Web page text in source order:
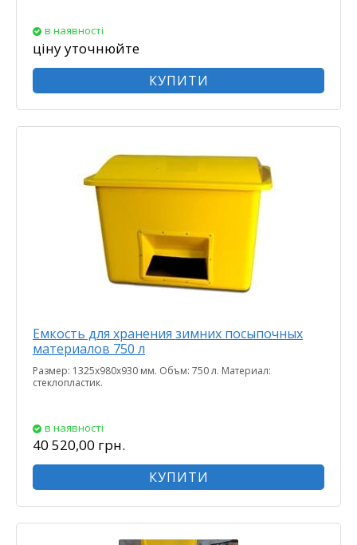
в наявності
ціну уточнюйте
КУПИТИ
Емкость для хранения зимних посыпочных
материалов 750 л
Размер: 1325х980х930 мм. Объм: 750 л. Материал:
стеклопластик.
в наявності
40 520,00 грн.
КУПИТИ